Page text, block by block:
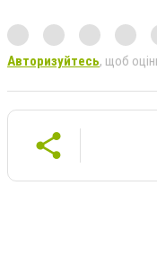
Авторизуйтесь, щоб